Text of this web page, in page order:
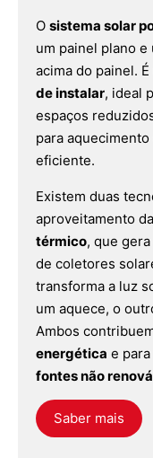
O sistema solar
um painel plano
acima do painel.
de instalar, ideal
espaços
para
eficiente.
Existem duas
aproveitamento
térmico, que gera
de coletores
transforma a luz
um aquece, o
Ambos
energética e para
fontes não
Saber mais